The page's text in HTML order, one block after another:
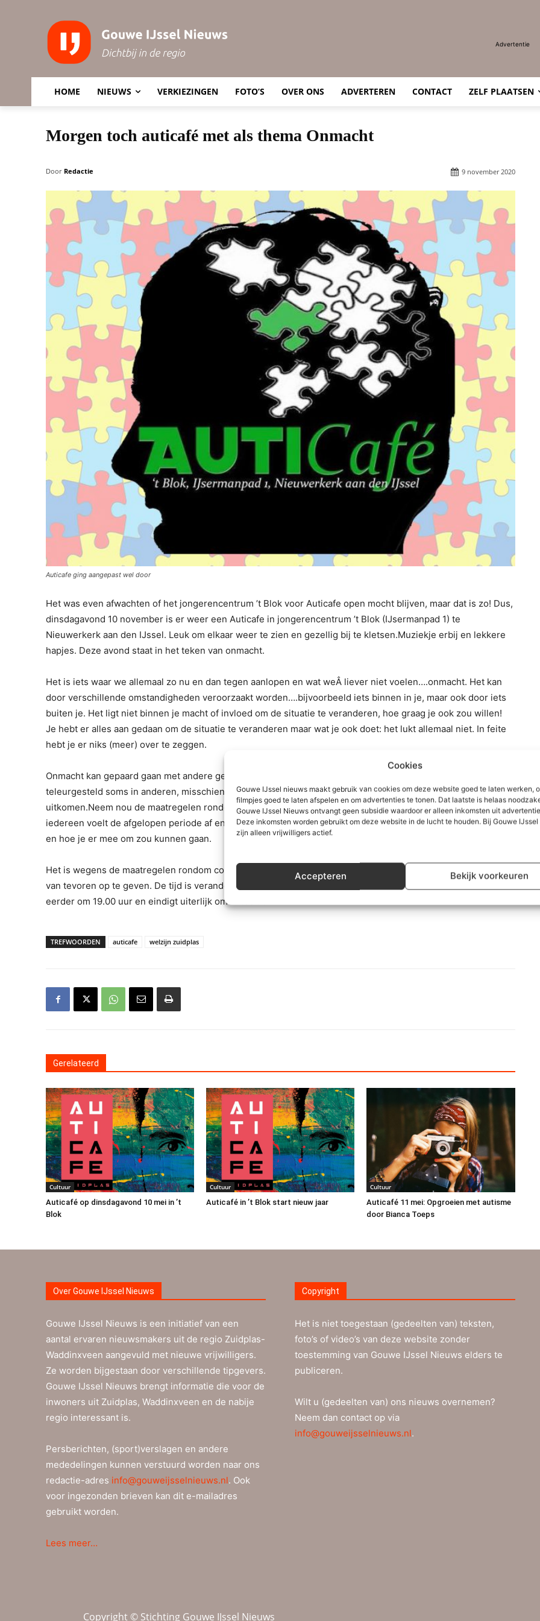
Cookies
Gouwe IJssel nieuws maakt gebruik van cookies om deze website goed te laten werken,
filmpjes goed te laten afspelen en om advertenties te tonen. Dat laatste is helaas
Gouwe IJssel Nieuws ontvangt geen subsidie waardoor er alleen inkomsten uit
Deze inkomsten worden gebruikt om deze website in de lucht te houden. Bij Gouwe
zijn alleen vrijwilligers actief.
Accepteren Bekijk voorkeuren
Advertentie
HOME NIEUWS VERKIEZINGEN FOTO’S OVER ONS ADVERTEREN CONTACT ZELF PLAATSEN
Morgen toch auticafé met als thema Onmacht
Door Redactie 9 november 2020
Auticafe ging aangepast wel door
Het was even afwachten of het jongerencentrum ’t Blok voor Auticafe open mocht blijven, maar dat is zo! Dus,
dinsdagavond 10 november is er weer een Auticafe in jongerencentrum ’t Blok (IJsermanpad 1) te
Nieuwerkerk aan den IJssel. Leuk om elkaar weer te zien en gezellig bij te kletsen.Muziekje erbij en lekkere
hapjes. Deze avond staat in het teken van onmacht.
Het is iets waar we allemaal zo nu en dan tegen aanlopen en wat weÂ liever niet voelen….onmacht. Het kan
door verschillende omstandigheden veroorzaakt worden….bijvoorbeeld iets binnen in je, maar ook door iets
buiten je. Het ligt niet binnen je macht of invloed om de situatie te veranderen, hoe graag je ook zou willen!
Je hebt er alles aan gedaan om de situatie te veranderen maar wat je ook doet: het lukt allemaal niet. In feite
hebt je er niks (meer) over te zeggen.
Onmacht kan gepaard gaan met andere gevoelens zoals hulpeloosheid of teleurstelling. Je bent misschien
teleurgesteld soms in anderen, misschien in jezelf. Je had heel andere verwachtingen die in zijn geheel niet
uitkomen.Neem nou de maatregelen rondom corona bijvoorbeeld. Er wordt niet veel over gesproken, maar
iedereen voelt de afgelopen periode af en toe onmacht. Deze avond kijken we wat onmacht is, wat het doet
en hoe je er mee om zou kunnen gaan.
Het is wegens de maatregelen rondom corona verplicht om je via de mail (
kim@welzijnzuidplas.nl)
van tevoren op te geven. De tijd is veranderd in lijn met de maatregelen. De avond begint een half uurtje
eerder om 19.00 uur en eindigt uiterlijk om 22.00 uur.
TREFWOORDEN auticafe welzijn zuidplas
Gerelateerd
Cultuur
Auticafé op dinsdagavond 10 mei in ’t
Blok
Cultuur
Auticafé in ’t Blok start nieuw jaar
Cultuur
Auticafé 11 mei: Opgroeien met autisme
door Bianca Toeps
Over Gouwe IJssel Nieuws
Gouwe IJssel Nieuws is een initiatief van een
aantal ervaren nieuwsmakers uit de regio Zuidplas-
Waddinxveen aangevuld met nieuwe vrijwilligers.
Ze worden bijgestaan door verschillende tipgevers.
Gouwe IJssel Nieuws brengt informatie die voor de
inwoners uit Zuidplas, Waddinxveen en de nabije
regio interessant is.
Persberichten, (sport)verslagen en andere
mededelingen kunnen verstuurd worden naar ons
redactie-adres info@gouweijsselnieuws.nl. Ook
voor ingezonden brieven kan dit e-mailadres
gebruikt worden.
Lees meer…
Copyright
Het is niet toegestaan (gedeelten van) teksten,
foto’s of video’s van deze website zonder
toestemming van Gouwe IJssel Nieuws elders te
publiceren.
Wilt u (gedeelten van) ons nieuws overnemen?
Neem dan contact op via
info@gouweijsselnieuws.nl.
Copyright © Stichting Gouwe IJssel Nieuws